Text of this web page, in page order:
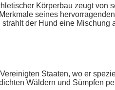
Körperbau zeugt von
seines
der Hund eine Mischung
Staaten, wo er
Wäldern und Sümpfen